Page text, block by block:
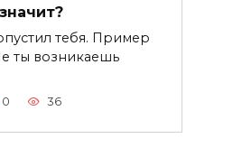
значит?
тебя. Пример
ты возникаешь
0 36